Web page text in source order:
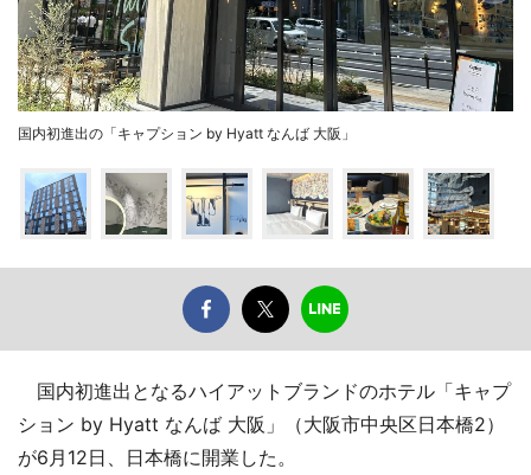
国内初進出の「キャプション by Hyatt なんば 大阪」
国内初進出となるハイアットブランドのホテル「キャプ
ション by Hyatt なんば 大阪」（大阪市中央区日本橋2）
が6月12日、日本橋に開業した。